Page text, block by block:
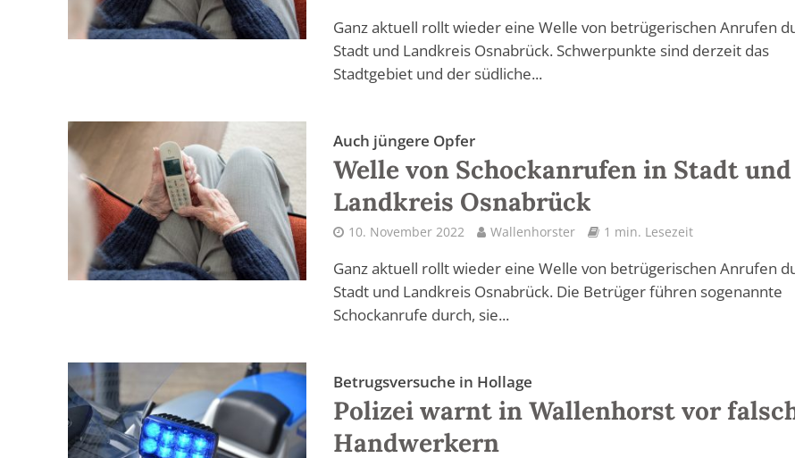
Ganz aktuell rollt wieder eine Welle von betrügerischen Anrufen
Stadt und Landkreis Osnabrück. Schwerpunkte sind derzeit das
Stadtgebiet und der südliche...
Auch jüngere Opfer
Welle von Schockanrufen in Stadt und
Landkreis Osnabrück
10. November 2022 Wallenhorster 1 min. Lesezeit
Ganz aktuell rollt wieder eine Welle von betrügerischen Anrufen
Stadt und Landkreis Osnabrück. Die Betrüger führen sogenannte
Schockanrufe durch, sie...
Betrugsversuche in Hollage
Polizei warnt in Wallenhorst vor
Handwerkern